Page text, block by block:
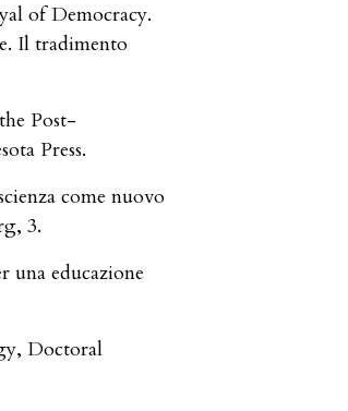
of Democracy.
Il tradimento
Post-
Press.
come nuovo
3.
una educazione
Doctoral